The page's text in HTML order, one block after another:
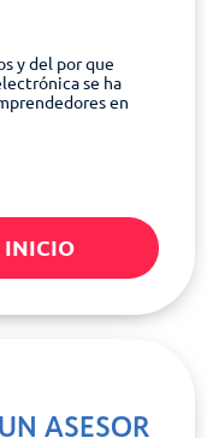
y del por que
se ha
en
INICIO
ASESOR